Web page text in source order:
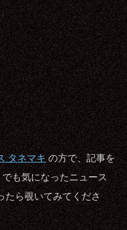
タネマキの方で、記事を
でも気になったニュース
たら覗いてみてくださ